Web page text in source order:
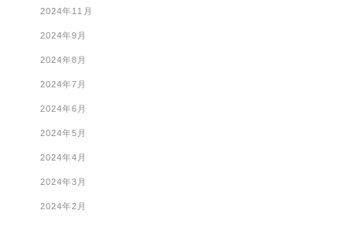
2024年11月
2024年9月
2024年8月
2024年7月
2024年6月
2024年5月
2024年4月
2024年3月
2024年2月